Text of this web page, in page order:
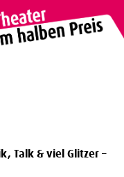
Talk & viel Glitzer –